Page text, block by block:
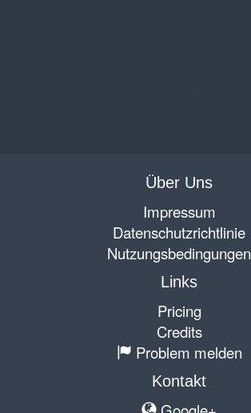
Über Uns
Impressum
Datenschutzrichtlinie
Nutzungsbedingungen
Links
Pricing
Credits
Problem melden
Kontakt